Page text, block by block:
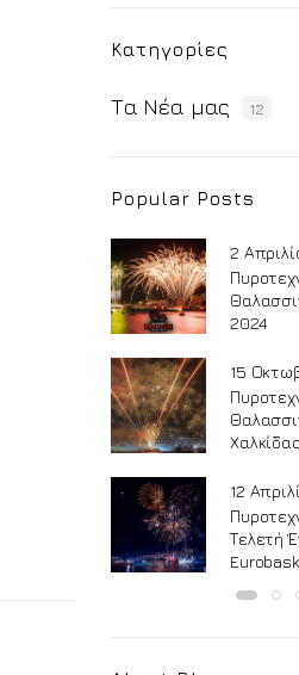
Κατηγορίες
Τα Νέα μας 12
Popular Posts
2
2024
15
Χαλκίδας
12
Τελετή